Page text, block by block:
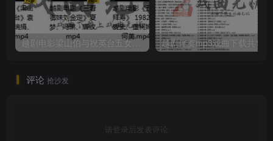
越剧电影梁山伯与祝英台五女拜寿等五部打包戏曲下载
评论 抢沙发
请登录后发表评论